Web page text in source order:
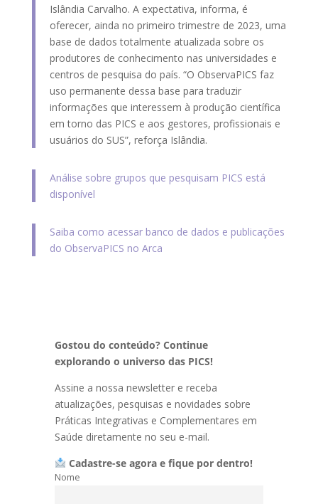
Islândia Carvalho. A expectativa, informa, é
oferecer, ainda no primeiro trimestre de 2023, uma
base de dados totalmente atualizada sobre os
produtores de conhecimento nas universidades e
centros de pesquisa do país. “O ObservaPICS faz
uso permanente dessa base para traduzir
informações que interessem à produção científica
em torno das PICS e aos gestores, profissionais e
usuários do SUS”, reforça Islândia.
Análise sobre grupos que pesquisam PICS está
disponível
Saiba como acessar banco de dados e publicações
do ObservaPICS no Arca
Gostou do conteúdo? Continue
explorando o universo das PICS!
Assine a nossa newsletter e receba
atualizações, pesquisas e novidades sobre
Práticas Integrativas e Complementares em
Saúde diretamente no seu e-mail.
Cadastre-se agora e fique por dentro!
Nome